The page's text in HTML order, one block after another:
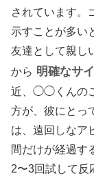
されています。
示すことが多い
友達として親し
から 明確なサ
近、◯◯くんの
方が、彼にとっ
は、遠回しなア
間だけが経過す
2〜3回試して反